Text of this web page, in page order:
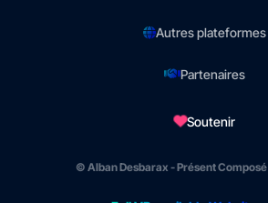
Autres plateformes
Partenaires
Soutenir
© Alban Desbarax - Présent